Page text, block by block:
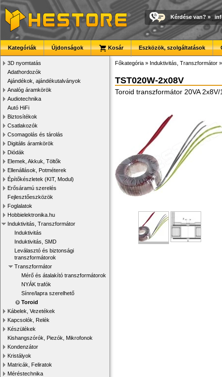
Kérdése van? »
Kategóriák Újdonságok Kosár Eszközök, szolgáltatások
3D nyomtatás
Adathordozók
Ajándékok, ajándékutalványok
Analóg áramkörök
Audiotechnika
Autó HiFi
Biztosítékok
Csatlakozók
Csomagolás és tárolás
Digitális áramkörök
Diódák
Elemek, Akkuk, Töltők
Ellenállások, Potméterek
Építőkészletek (KIT, Modul)
Erősáramú szerelés
Fejlesztőeszközök
Foglalatok
Hobbielektronika.hu
Induktivitás, Transzformátor
Induktivitás
Induktivitás, SMD
Leválasztó és biztonsági
transzformátorok
Transzformátor
Mérő és átalakító transzformátorok
NYÁK trafók
Sínre/lapra szerelhető
Toroid
Kábelek, Vezetékek
Kapcsolók, Relék
Készülékek
Kishangszórók, Piezók, Mikrofonok
Kondenzátor
Kristályok
Matricák, Feliratok
Méréstechnika
Főkategória » Induktivitás, Transzformátor
TST020W-2x08V
Toroid transzformátor 20VA 2x8V/